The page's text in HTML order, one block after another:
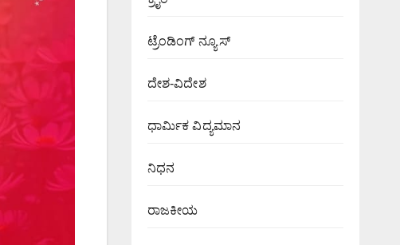
ಟ್ರೆಂಡಿಂಗ್ ನ್ಯೂಸ್
ದೇಶ-ವಿದೇಶ
ಧಾರ್ಮಿಕ ವಿದ್ಯಮಾನ
ನಿಧನ
ರಾಜಕೀಯ